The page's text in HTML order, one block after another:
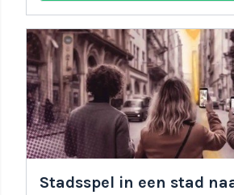
Stadsspel in een stad